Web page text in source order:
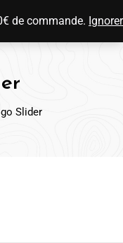
de commande. Ignorer
Slider